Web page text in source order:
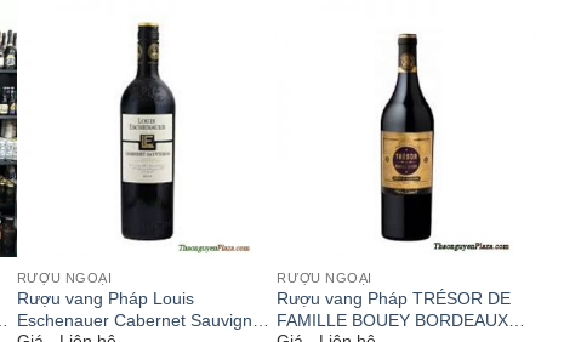
RƯỢU NGOẠI
Rượu vang Pháp Louis
Eschenauer Cabernet Sauvignon
RƯỢU NGOẠI
Rượu vang Pháp TRÉSOR DE
FAMILLE BOUEY BORDEAUX